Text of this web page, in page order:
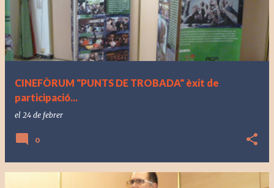
CINEFÒRUM "PUNTS DE TROBADA" èxit de
participació...
el 24 de febrer
0